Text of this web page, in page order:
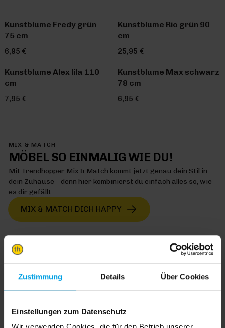
Zustimmung Details Über Cookies
Einstellungen zum Datenschutz
Kunstblume Fredy grün
75 cm
6,95 €
Kunstblume Rio grün 90
cm
25,95 €
Kunstblume Alex lila 110
cm
7,95 €
Kunstblume Max schwarz
78 cm
6,95 €
MIX & MATCH
MÖBEL SO EINMALIG WIE DU!
Mit Trendhopper Mix & Match kommt jetzt genau dein Stil in
dein Zuhause – denn hier kombinierst du einfach alles so, wie
es dir gefällt
MIX & MATCH DICH HAPPY
TRENDHOPPER STORES
In unseren Stores findest du alle Trendhopper Möbel, Stoffe und